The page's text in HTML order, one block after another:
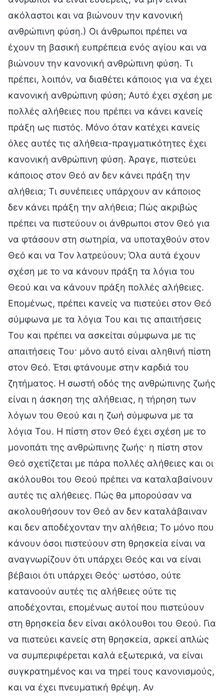
ακόλαστοι και να βιώνουν την κανονική
ανθρώπινη φύση.) Οι άνθρωποι πρέπει να
έχουν τη βασική ευπρέπεια ενός αγίου και να
βιώνουν την κανονική ανθρώπινη φύση. Τι
πρέπει, λοιπόν, να διαθέτει κάποιος για να έχει
κανονική ανθρώπινη φύση; Αυτό έχει σχέση με
πολλές αλήθειες που πρέπει να κάνει κανείς
πράξη ως πιστός. Μόνο όταν κατέχει κανείς
όλες αυτές τις αλήθεια-πραγματικότητες έχει
κανονική ανθρώπινη φύση. Άραγε, πιστεύει
κάποιος στον Θεό αν δεν κάνει πράξη την
αλήθεια; Τι συνέπειες υπάρχουν αν κάποιος
δεν κάνει πράξη την αλήθεια; Πώς ακριβώς
πρέπει να πιστεύουν οι άνθρωποι στον Θεό για
να φτάσουν στη σωτηρία, να υποταχθούν στον
Θεό και να Τον λατρεύουν; Όλα αυτά έχουν
σχέση με το να κάνουν πράξη τα λόγια του
Θεού και να κάνουν πράξη πολλές αλήθειες.
Επομένως, πρέπει κανείς να πιστεύει στον Θεό
σύμφωνα με τα λόγια Του και τις απαιτήσεις
Του και πρέπει να ασκείται σύμφωνα με τις
απαιτήσεις Του· μόνο αυτό είναι αληθινή πίστη
στον Θεό. Έτσι φτάνουμε στην καρδιά του
ζητήματος. Η σωστή οδός της ανθρώπινης ζωής
είναι η άσκηση της αλήθειας, η τήρηση των
λόγων του Θεού και η ζωή σύμφωνα με τα
λόγια Του. Η πίστη στον Θεό έχει σχέση με το
μονοπάτι της ανθρώπινης ζωής· η πίστη στον
Θεό σχετίζεται με πάρα πολλές αλήθειες και οι
ακόλουθοι του Θεού πρέπει να καταλαβαίνουν
αυτές τις αλήθειες. Πώς θα μπορούσαν να
ακολουθήσουν τον Θεό αν δεν καταλάβαιναν
και δεν αποδέχονταν την αλήθεια; Το μόνο που
κάνουν όσοι πιστεύουν στη θρησκεία είναι να
αναγνωρίζουν ότι υπάρχει Θεός και να είναι
βέβαιοι ότι υπάρχει Θεός· ωστόσο, ούτε
κατανοούν αυτές τις αλήθειες ούτε τις
αποδέχονται, επομένως αυτοί που πιστεύουν
στη θρησκεία δεν είναι ακόλουθοι του Θεού. Για
να πιστεύει κανείς στη θρησκεία, αρκεί απλώς
να συμπεριφέρεται καλά εξωτερικά, να είναι
συγκρατημένος και να τηρεί τους κανονισμούς,
και να έχει πνευματική θρέψη. Αν